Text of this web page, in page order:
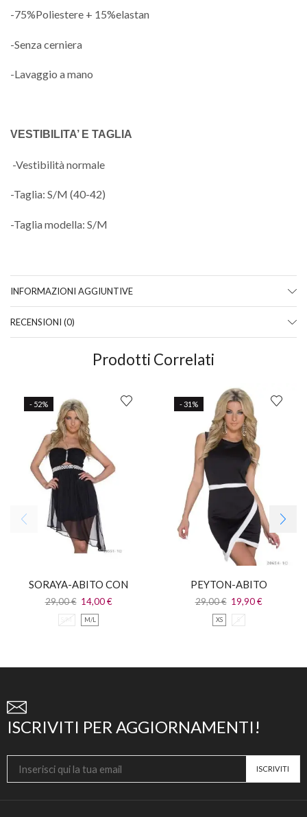
-75%Poliestere + 15%elastan
-Senza cerniera
-Lavaggio a mano
VESTIBILITA’ E TAGLIA
-Vestibilità normale
-Taglia: S/M (40-42)
-Taglia modella: S/M
INFORMAZIONI AGGIUNTIVE
RECENSIONI (0)
Prodotti Correlati
- 52%
SORAYA-ABITO CON
STRASS
29,00€ 14,00€
S/M M/L
- 31%
PEYTON-ABITO
ASIMMETRICO
GIROMANICA
29,00€ 19,90€
XS S
ISCRIVITI PER AGGIORNAMENTI!